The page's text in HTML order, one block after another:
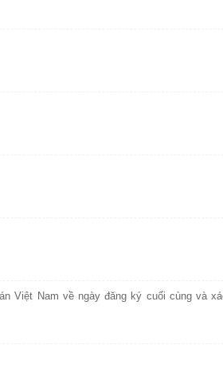
Việt Nam về ngày đăng ký cuối cùng và